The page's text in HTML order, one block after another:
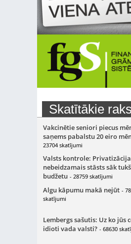
Skatītākie
Vakcinētie seniori piecus
saņems pabalstu 20 eiro
23704 skatījumi
Valsts kontrole:
nebeidzamais stāsts sāk
budžetu - 28759 skatījumi
Algu kāpumu makā nejūt -
skatījumi
Lembergs sašutis: Uz ko jūs
idioti vada valsti? - 68630